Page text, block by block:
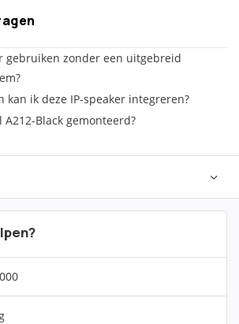
gebruiken zonder een uitgebreid
kan ik deze IP-speaker integreren?
Black gemonteerd?